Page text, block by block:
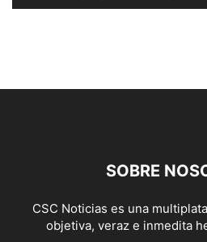
SOBRE
CSC Noticias es una
objetiva, veraz e inmedita